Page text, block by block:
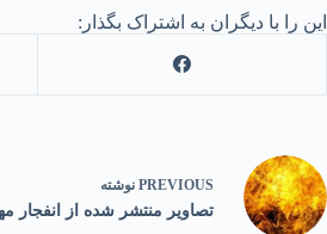
این را با دیگران به اشتراک بگذار:
PREVIOUS نوشته
تصاویر منتشر شده از انفجار